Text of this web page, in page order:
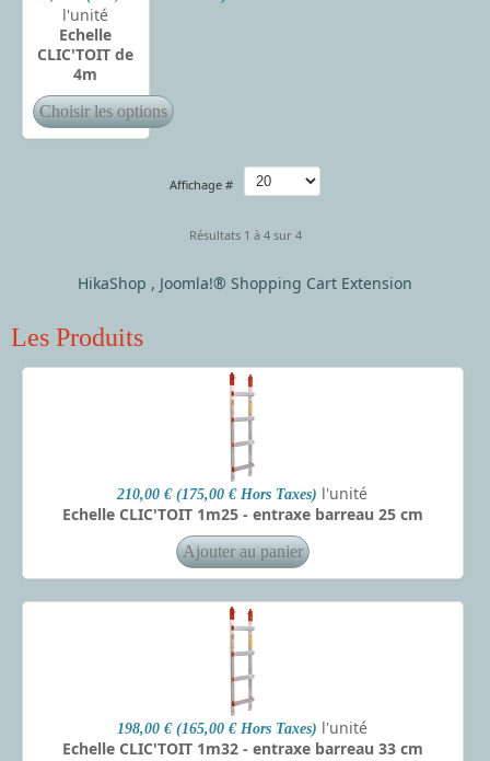
l'unité
Echelle
CLIC'TOIT de
4m
Affichage #
Résultats 1 à 4 sur 4
HikaShop , Joomla!® Shopping Cart Extension
Les Produits
210,00 € (175,00 € Hors Taxes) l'unité
Echelle CLIC'TOIT 1m25 - entraxe barreau 25 cm
198,00 € (165,00 € Hors Taxes) l'unité
Echelle CLIC'TOIT 1m32 - entraxe barreau 33 cm